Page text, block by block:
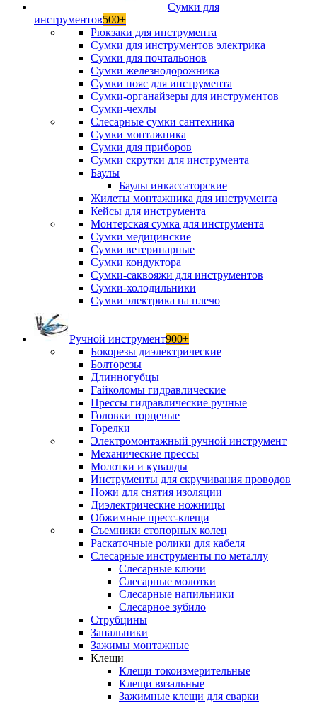
Сумки для
инструментов500+
Рюкзаки для инструмента
Сумки для инструментов электрика
Сумки для почтальонов
Сумки железнодорожника
Сумки пояс для инструмента
Сумки-органайзеры для инструментов
Сумки-чехлы
Слесарные сумки сантехника
Сумки монтажника
Сумки для приборов
Сумки скрутки для инструмента
Баулы
Баулы инкассаторские
Жилеты монтажника для инструмента
Кейсы для инструмента
Монтерская сумка для инструмента
Сумки медицинские
Сумки ветеринарные
Сумки кондуктора
Сумки-саквояжи для инструментов
Сумки-холодильники
Сумки электрика на плечо
Ручной инструмент900+
Бокорезы диэлектрические
Болторезы
Длинногубцы
Гайколомы гидравлические
Прессы гидравлические ручные
Головки торцевые
Горелки
Электромонтажный ручной инструмент
Механические прессы
Молотки и кувалды
Инструменты для скручивания проводов
Ножи для снятия изоляции
Диэлектрические ножницы
Обжимные пресс-клещи
Съемники стопорных колец
Раскаточные ролики для кабеля
Слесарные инструменты по металлу
Слесарные ключи
Слесарные молотки
Слесарные напильники
Слесарное зубило
Струбцины
Запальники
Зажимы монтажные
Клещи
Клещи токоизмерительные
Клещи вязальные
Зажимные клещи для сварки